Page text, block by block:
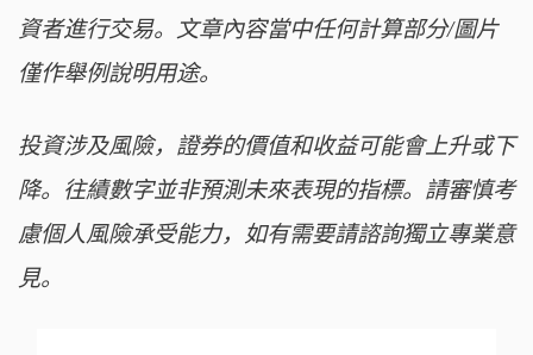
資者進行交易。文章內容當中任何計算部分/圖片
僅作舉例說明用途。
投資涉及風險，證券的價值和收益可能會上升或下
降。往績數字並非預測未來表現的指標。請審慎考
慮個人風險承受能力，如有需要請諮詢獨立專業意
見。